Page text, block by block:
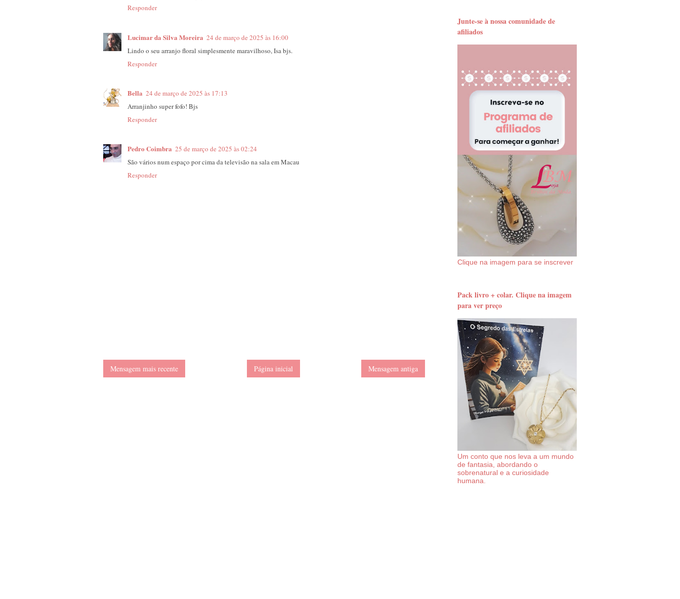
Responder
Lucimar da Silva Moreira 24 de março de 2025 às 16:00
Lindo o seu arranjo floral simplesmente maravilhoso, Isa bjs.
Responder
Bella 24 de março de 2025 às 17:13
Arranjinho super fofo! Bjs
Responder
Pedro Coimbra 25 de março de 2025 às 02:24
São vários num espaço por cima da televisão na sala em Macau
Responder
Mensagem mais recente Mensagem antiga
Página inicial
Junte-se à nossa comunidade de
afiliados
Clique na imagem para se inscrever
Pack livro + colar. Clique na imagem
para ver preço
Um conto que nos leva a um mundo
de fantasia, abordando o
sobrenatural e a curiosidade
humana.